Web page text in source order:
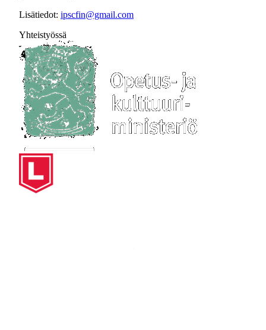
Lisätiedot: ipscfin@gmail.com
Yhteistyössä